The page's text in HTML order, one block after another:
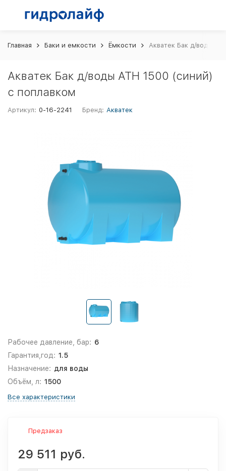
Главная Баки и емкости Ёмкости Акватек Бак д/воды
Акватек Бак д/воды ATH 1500 (синий)
с поплавком
Артикул: 0-16-2241 Бренд: Акватек
Рабочее давление, бар: 6
Гарантия,год: 1.5
Назначение: для воды
Объём, л: 1500
Все характеристики
Предзаказ
29 511 руб.